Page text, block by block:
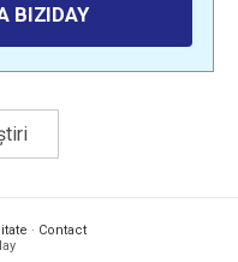
BIZIDAY
· Contact